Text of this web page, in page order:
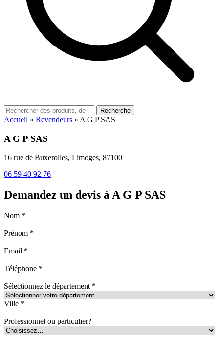
Recherche
Accueil » Revendeurs » A G P SAS
A G P SAS
16 rue de Buxerolles, Limoges, 87100
06 59 40 92 76
Demandez un devis à A G P SAS
Nom *
Prénom *
Email *
Téléphone *
Sélectionnez le département *
Ville *
Professionnel ou particulier?